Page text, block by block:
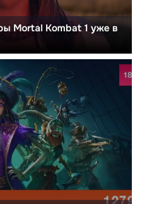
Mortal Kombat 1 уже в